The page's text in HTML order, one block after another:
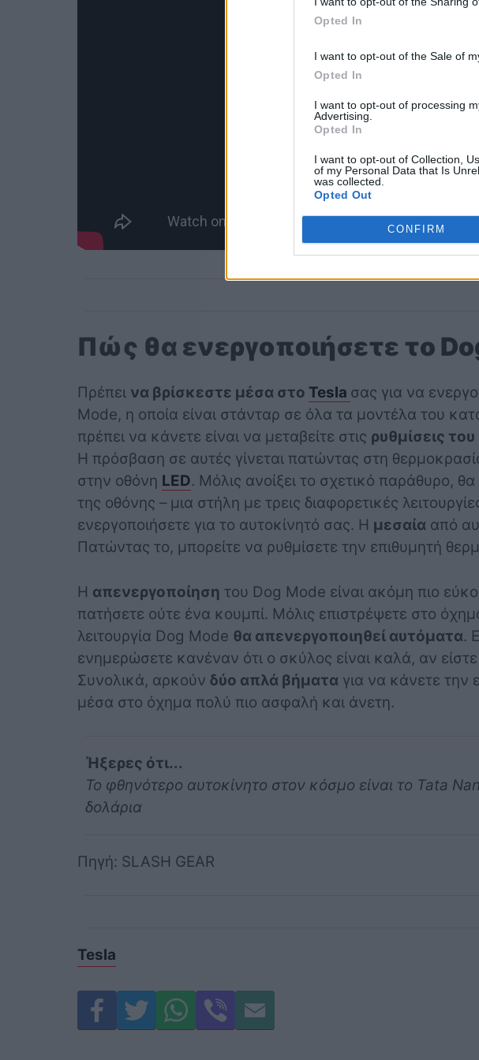
Opted In
I want to opt-out of the Sale of
Opted In
I want to opt-out of processing
Advertising.
Opted In
I want to opt-out of Collection,
of my Personal Data that Is
was collected.
Opted Out
CONFIRM
Πώς θα ενεργοποιήσετε το
Πρέπει να βρίσκεστε μέσα στο Tesla σας για να
Mode, η οποία είναι στάνταρ σε όλα τα μοντέλα του
πρέπει να κάνετε είναι να μεταβείτε στις ρυθμίσεις
Η πρόσβαση σε αυτές γίνεται πατώντας στη
στην οθόνη LED. Μόλις ανοίξει το σχετικό παράθυρο, θα
της οθόνης – μια στήλη με τρεις διαφορετικές
ενεργοποιήσετε για το αυτοκίνητό σας. Η μεσαία από
Πατώντας το, μπορείτε να ρυθμίσετε την επιθυμητή
Η απενεργοποίηση του Dog Mode είναι ακόμη πιο
πατήσετε ούτε ένα κουμπί. Μόλις επιστρέψετε στο
λειτουργία Dog Mode θα απενεργοποιηθεί αυτόματα.
ενημερώσετε κανέναν ότι ο σκύλος είναι καλά, αν
Συνολικά, αρκούν δύο απλά βήματα για να κάνετε την
μέσα στο όχημα πολύ πιο ασφαλή και άνετη.
Ήξερες ότι...
Το φθηνότερο αυτοκίνητο στον κόσμο είναι το Tata
δολάρια
Πηγή: SLASH GEAR
Tesla